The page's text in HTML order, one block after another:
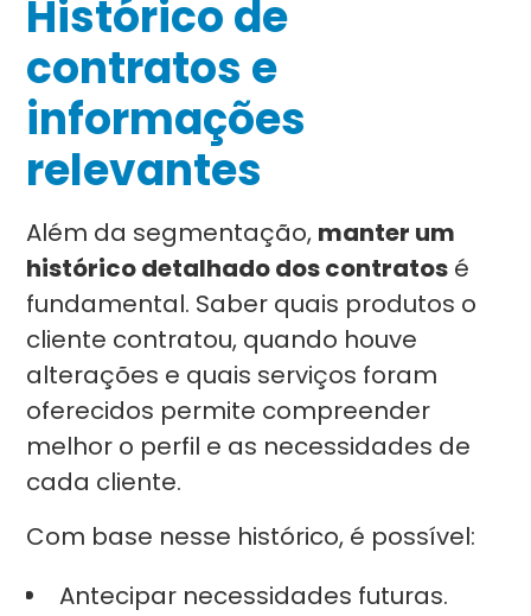
Histórico de
contratos e
informações
relevantes
Além da segmentação, manter um
histórico detalhado dos contratos é
fundamental. Saber quais produtos o
cliente contratou, quando houve
alterações e quais serviços foram
oferecidos permite compreender
melhor o perfil e as necessidades de
cada cliente.
Com base nesse histórico, é possível:
Antecipar necessidades futuras.